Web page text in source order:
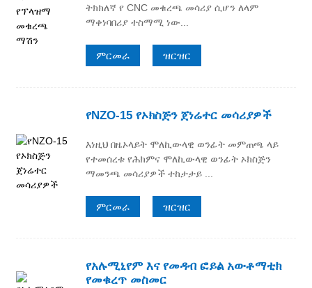
ትክክለኛ የ CNC መቁረጫ መሳሪያ ሲሆን ለላም
ማቀነባበሪያ ተስማሚ ነው...
ምርመራ ዝርዝር
የNZO-15 የኦክስጅን ጀነሬተር መሳሪያዎች
እነዚህ በዜኦላይት ሞለኪውላዊ ወንፊት መምጠጫ ላይ
የተመሰረቱ የሕክምና ሞለኪውላዊ ወንፊት ኦክስጅን
ማመንጫ መሳሪያዎች ተከታታይ ...
ምርመራ ዝርዝር
የአሉሚኒየም እና የመዳብ ፎይል አውቶማቲክ
የመቁረጥ መስመር